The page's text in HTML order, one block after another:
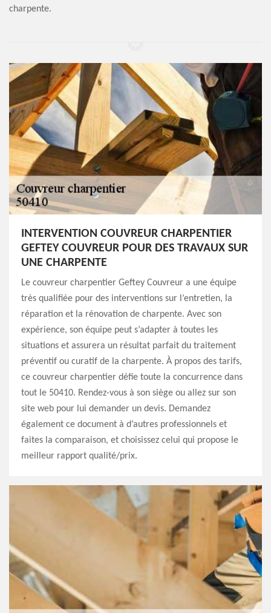
charpente.
INTERVENTION COUVREUR CHARPENTIER
GEFTEY COUVREUR POUR DES TRAVAUX SUR
UNE CHARPENTE
Le couvreur charpentier Geftey Couvreur a une équipe
très qualifiée pour des interventions sur l’entretien, la
réparation et la rénovation de charpente. Avec son
expérience, son équipe peut s’adapter à toutes les
situations et assurera un résultat parfait du traitement
préventif ou curatif de la charpente. À propos des tarifs,
ce couvreur charpentier défie toute la concurrence dans
tout le 50410. Rendez-vous à son siège ou allez sur son
site web pour lui demander un devis. Demandez
également ce document à d’autres professionnels et
faites la comparaison, et choisissez celui qui propose le
meilleur rapport qualité/prix.